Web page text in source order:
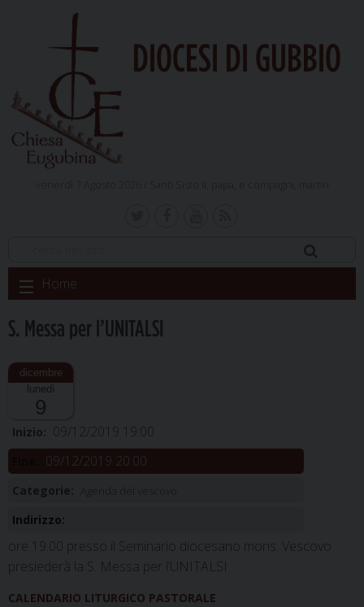
DIOCESI DI GUBBIO
Skip
to
Home
S. Messa per l’UNITALSI
lunedì
9
Inizio: 09/12/2019 19:00
09/12/2019 20:00
Categorie:
Indirizzo:
ore 19.00 presso il Seminario diocesano mons. Vescovo
presiederà la S. Messa per l’UNITALSI
CALENDARIO LITURGICO PASTORALE